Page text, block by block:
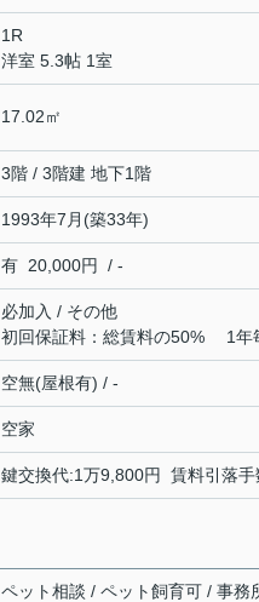
1R
洋室 5.3帖 1室
17.02㎡
3階 / 3階建 地下1階
1993年7月(築33年)
有 20,000円 / -
必加入 / その他
初回保証料：総賃料の50% 1年
空無(屋根有) / -
空家
鍵交換代:1万9,800円 賃料引落
ペット相談 / ペット飼育可 / 事